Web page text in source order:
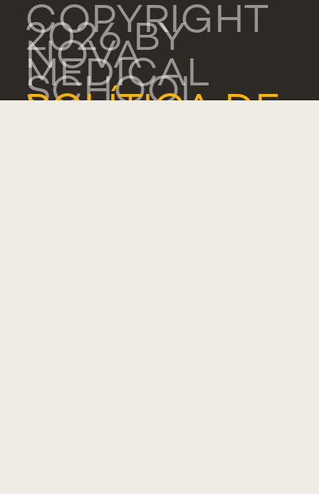
COPYRIGHT
2026 BY
NOVA
MEDICAL
SCHOOL
POLÍTICA DE